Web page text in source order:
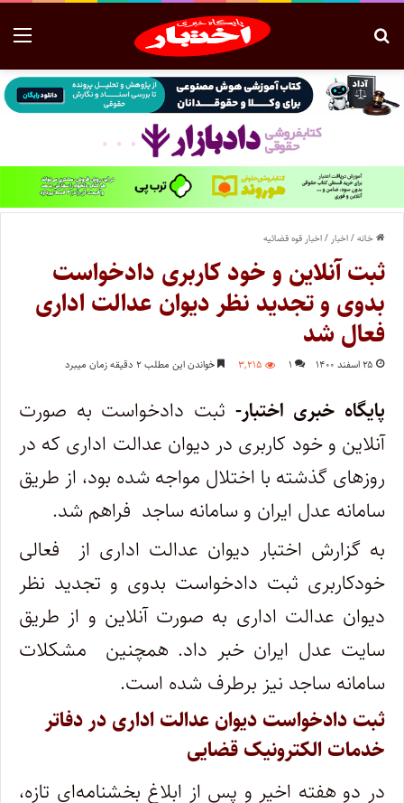
خانه/اخبار /اخبار قوه قضائیه
ثبت آنلاین و خود کاربری دادخواست
بدوی و تجدید نظر دیوان عدالت اداری
فعال شد
۲۵ اسفند ۱۴۰۰ ۱ ۳,۲۱۵ خواندن این مطلب ۲ دقیقه زمان میبرد
پایگاه خبری اختبار- ثبت دادخواست به صورت
آنلاین و خود کاربری در دیوان عدالت اداری که در
روزهای گذشته با اختلال مواجه شده بود، از طریق
سامانه عدل ایران و سامانه ساجد فراهم شد.
به گزارش اختبار دیوان عدالت اداری از فعالی
خودکاربری ثبت دادخواست بدوی و تجدید نظر
دیوان عدالت اداری به صورت آنلاین و از طریق
سایت عدل ایران خبر داد. همچنین مشکلات
سامانه ساجد نیز برطرف شده است.
ثبت دادخواست دیوان عدالت اداری در دفاتر
خدمات الکترونیک قضایی
در دو هفته اخیر و پس از ابلاغ بخشنامه‌ای تازه،